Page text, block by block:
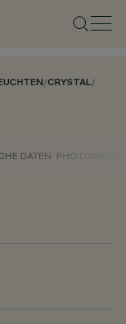
/CRYSTAL/
DATEN